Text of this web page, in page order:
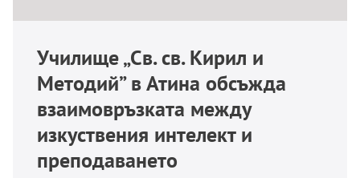
Училище „Св. св. Кирил и
Методий” в Атина обсъжда
взаимовръзката между
изкуствения интелект и
преподаването